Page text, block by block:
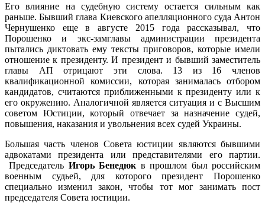
Его влияние на судебную систему остается сильным как
раньше. Бывший глава Киевского апелляционного суда Антон
Чернушенко еще в августе 2015 года рассказывал, что
Порошенко и экс-замглавы администрации президента
пытались диктовать ему тексты приговоров, которые имели
отношение к президенту. И президент и бывший заместитель
главы АП отрицают эти слова. 13 из 16 членов
квалификационной комиссии, которая занималась отбором
кандидатов, считаются приближенными к президенту или к
его окружению. Аналогичной является ситуация и с Высшим
советом Юстиции, который отвечает за назначение судей,
повышения, наказания и увольнения всех судей Украины.
Большая часть членов Совета юстиции являются бывшими
адвокатами президента или представителями его партии.
Председатель Игорь Бенедюк в прошлом был российским
военным судьей, для которого президент Порошенко
специально изменил закон, чтобы тот мог занимать пост
председателя Совета юстиции.